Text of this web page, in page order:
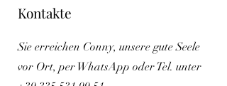
Kontakte
Sie erreichen Conny, unsere gute Seele
vor Ort, per WhatsApp oder Tel. unter